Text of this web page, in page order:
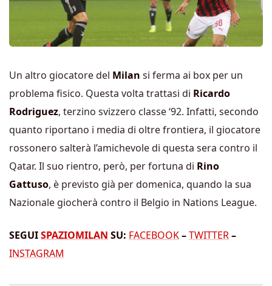
Un altro giocatore del Milan si ferma ai box per un
problema fisico. Questa volta trattasi di Ricardo
Rodriguez, terzino svizzero classe ‘92. Infatti, secondo
quanto riportano i media di oltre frontiera, il giocatore
rossonero salterà l’amichevole di questa sera contro il
Qatar. Il suo rientro, però, per fortuna di Rino
Gattuso, è previsto già per domenica, quando la sua
Nazionale giocherà contro il Belgio in Nations League.
SEGUISPAZIOMILAN SU: FACEBOOK–TWITTER–
INSTAGRAM